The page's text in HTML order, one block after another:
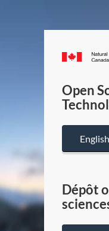
Open
English
Dépôt